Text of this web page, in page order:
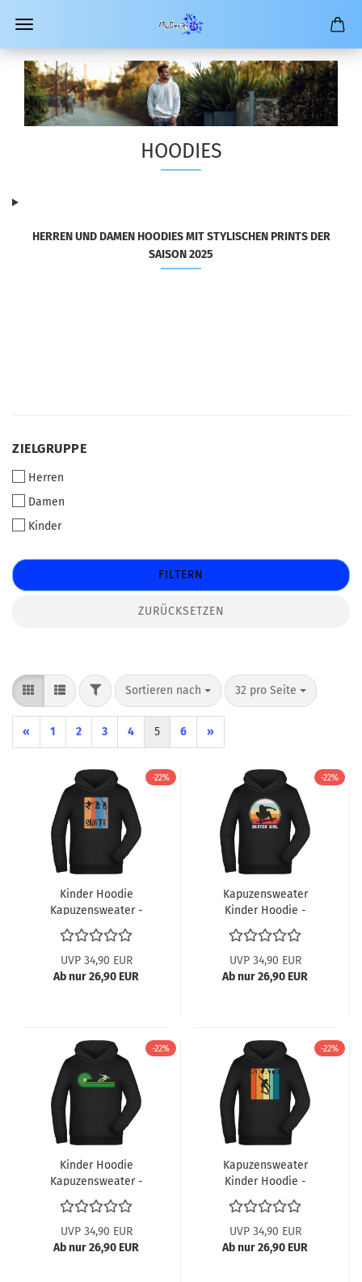
HOODIES
HERREN UND DAMEN HOODIES MIT STYLISCHEN PRINTS DER
SAISON 2025
ZIELGRUPPE
ZIELGRUPPE
Herren
Damen
Kinder
FILTERN
ZURÜCKSETZEN
FILTERSortieren nach
Sortieren nach 32 pro Seite
pro Seite
« 1 2 3 4 5 6 »
-22%
Kinder Hoodie
Kapuzensweater -
Springender Skater mit
Skate Print
UVP 34,90 EUR
Ab nur 26,90 EUR
-22%
Kapuzensweater
Kinder Hoodie -
Springende Skaterin
mit Skater Girl
UVP 34,90 EUR
Ab nur 26,90 EUR
-22%
Kinder Hoodie
Kapuzensweater -
Retro Skater auf
grüner Welle
UVP 34,90 EUR
Ab nur 26,90 EUR
-22%
Kapuzensweater
Kinder Hoodie -
Springender Retro
Skater mit Skate
Schriftzug
UVP 34,90 EUR
Ab nur 26,90 EUR